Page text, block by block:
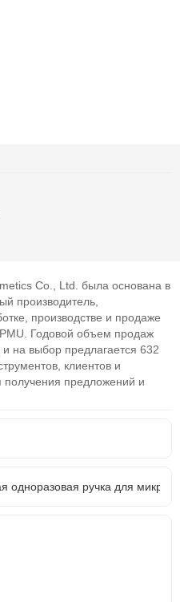
Co., Ltd. была основана в
производитель,
производстве и продаже
Годовой объем продаж
на выбор предлагается 632
клиентов и
получения предложений и